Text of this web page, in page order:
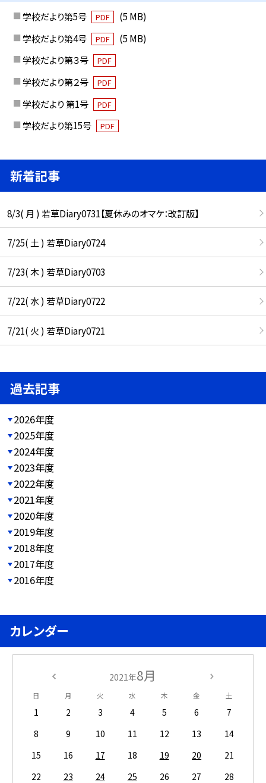
学校だより第5号 PDF
(5 MB)
学校だより第4号
PDF
(5 MB)
学校だより第３号
PDF
学校だより第２号 PDF
学校だより 第1号 PDF
学校だより第15号 PDF
新着記事
8/3( 月 ) 若草Diary0731【夏休みのオマケ：改訂版】
7/25( 土 ) 若草Diary0724
7/23( 木 ) 若草Diary0703
7/22( 水 ) 若草Diary0722
7/21( 火 ) 若草Diary0721
過去記事
2026年度
2025年度
2024年度
2023年度
2022年度
2021年度
2020年度
2019年度
2018年度
2017年度
2016年度
カレンダー
2021年8月
日 月 火 水 木 金 土
1 2 3 4 5 6
7
8
9 10 11 12 13
14
15
16 17 18 19 20
21
22
23 24 25 26 27
28